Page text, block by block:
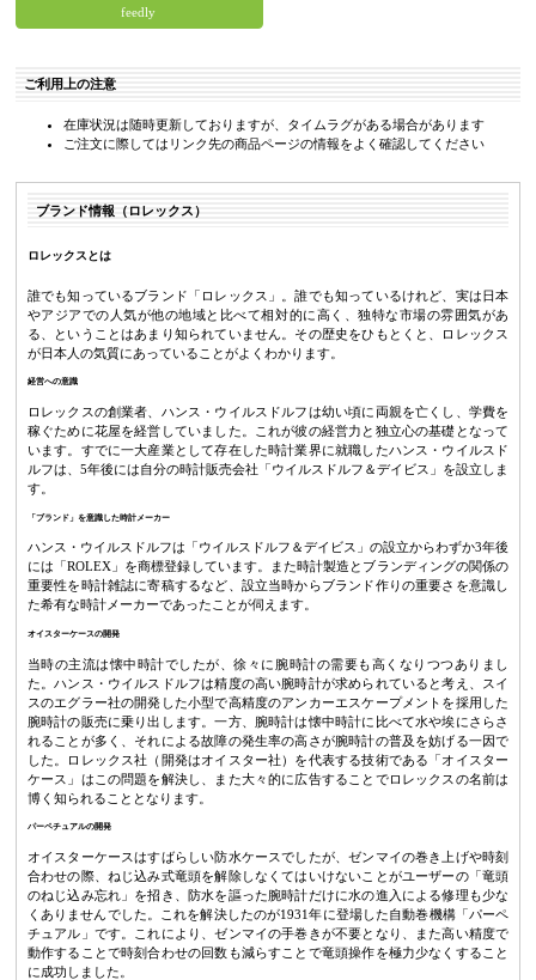
feedly
ご利用上の注意
在庫状況は随時更新しておりますが、タイムラグがある場合があります
ご注文に際してはリンク先の商品ページの情報をよく確認してください
ブランド情報（ロレックス）
ロレックスとは
誰でも知っているブランド「ロレックス」。誰でも知っているけれど、実は日本
やアジアでの人気が他の地域と比べて相対的に高く、独特な市場の雰囲気があ
る、ということはあまり知られていません。その歴史をひもとくと、ロレックス
が日本人の気質にあっていることがよくわかります。
経営への意識
ロレックスの創業者、ハンス・ウイルスドルフは幼い頃に両親を亡くし、学費を
稼ぐために花屋を経営していました。これが彼の経営力と独立心の基礎となって
います。すでに一大産業として存在した時計業界に就職したハンス・ウイルスド
ルフは、5年後には自分の時計販売会社「ウイルスドルフ＆デイビス」を設立しま
す。
「ブランド」を意識した時計メーカー
ハンス・ウイルスドルフは「ウイルスドルフ＆デイビス」の設立からわずか3年後
には「ROLEX」を商標登録しています。また時計製造とブランディングの関係の
重要性を時計雑誌に寄稿するなど、設立当時からブランド作りの重要さを意識し
た希有な時計メーカーであったことが伺えます。
オイスターケースの開発
当時の主流は懐中時計でしたが、徐々に腕時計の需要も高くなりつつありまし
た。ハンス・ウイルスドルフは精度の高い腕時計が求められていると考え、スイ
スのエグラー社の開発した小型で高精度のアンカーエスケープメントを採用した
腕時計の販売に乗り出します。一方、腕時計は懐中時計に比べて水や埃にさらさ
れることが多く、それによる故障の発生率の高さが腕時計の普及を妨げる一因で
した。ロレックス社（開発はオイスター社）を代表する技術である「オイスター
ケース」はこの問題を解決し、また大々的に広告することでロレックスの名前は
博く知られることとなります。
パーペチュアルの開発
オイスターケースはすばらしい防水ケースでしたが、ゼンマイの巻き上げや時刻
合わせの際、ねじ込み式竜頭を解除しなくてはいけないことがユーザーの「竜頭
のねじ込み忘れ」を招き、防水を謳った腕時計だけに水の進入による修理も少な
くありませんでした。これを解決したのが1931年に登場した自動巻機構「パーペ
チュアル」です。これにより、ゼンマイの手巻きが不要となり、また高い精度で
動作することで時刻合わせの回数も減らすことで竜頭操作を極力少なくすること
に成功しました。